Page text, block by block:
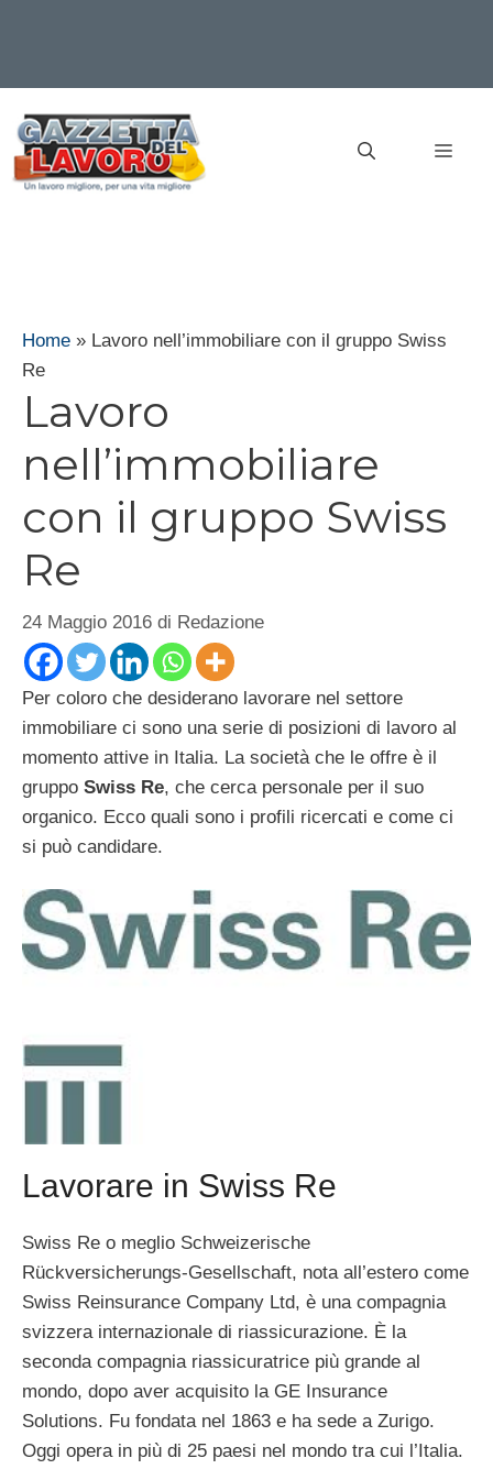
contenuto
Home » Lavoro nell’immobiliare con il gruppo Swiss
Re
Lavoro
nell’immobiliare
con il gruppo Swiss
Re
24 Maggio 2016 di Redazione
Per coloro che desiderano lavorare nel settore
immobiliare ci sono una serie di posizioni di lavoro al
momento attive in Italia. La società che le offre è il
gruppo Swiss Re, che cerca personale per il suo
organico. Ecco quali sono i profili ricercati e come ci
si può candidare.
Lavorare in Swiss Re
Swiss Re o meglio Schweizerische
Rückversicherungs-Gesellschaft, nota all’estero come
Swiss Reinsurance Company Ltd, è una compagnia
svizzera internazionale di riassicurazione. È la
seconda compagnia riassicuratrice più grande al
mondo, dopo aver acquisito la GE Insurance
Solutions. Fu fondata nel 1863 e ha sede a Zurigo.
Oggi opera in più di 25 paesi nel mondo tra cui l’Italia.